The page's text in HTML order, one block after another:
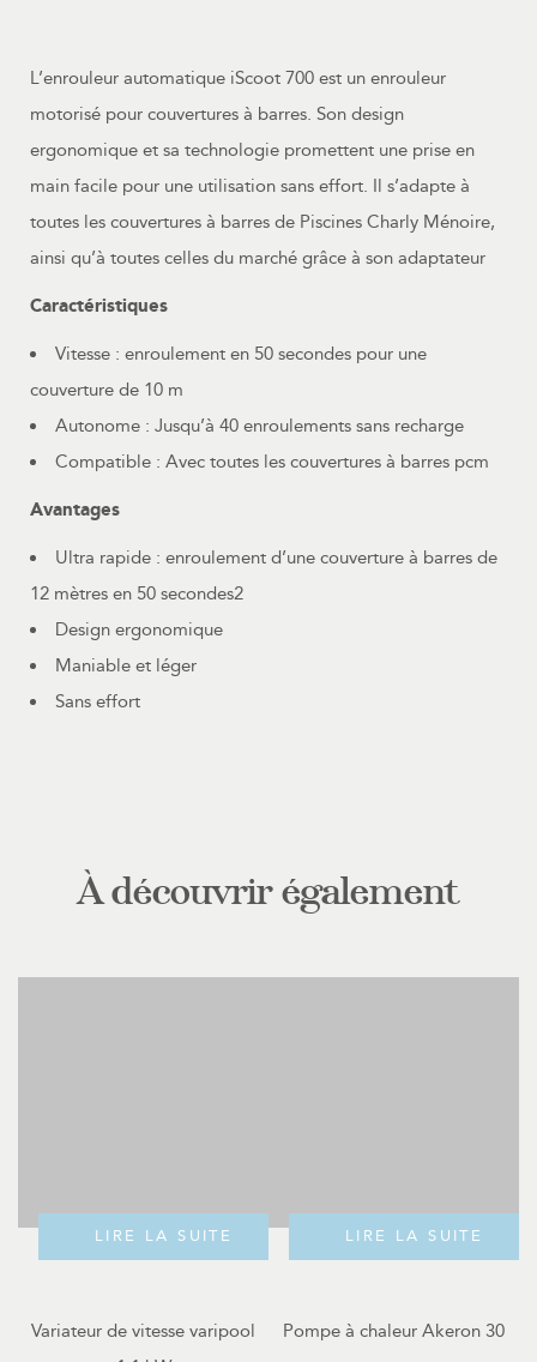
L’enrouleur automatique iScoot 700 est un enrouleur
motorisé pour couvertures à barres. Son design
ergonomique et sa technologie promettent une prise en
main facile pour une utilisation sans effort. Il s’adapte à
toutes les couvertures à barres de Piscines Charly Ménoire,
ainsi qu’à toutes celles du marché grâce à son adaptateur
Caractéristiques
Vitesse : enroulement en 50 secondes pour une
couverture de 10 m
Autonome : Jusqu’à 40 enroulements sans recharge
Compatible : Avec toutes les couvertures à barres pcm
Avantages
Ultra rapide : enroulement d’une couverture à barres de
12 mètres en 50 secondes2
Design ergonomique
Maniable et léger
Sans effort
À découvrir également
LIRE LA SUITE
Variateur de vitesse varipool
LIRE LA SUITE
Pompe à chaleur Akeron 30